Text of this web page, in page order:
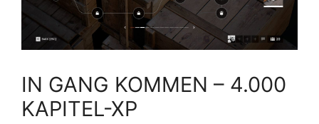
IN GANG KOMMEN – 4.000
KAPITEL-XP